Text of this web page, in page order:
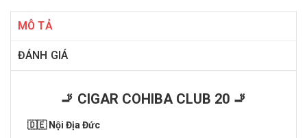
MÔ TẢ
ĐÁNH GIÁ
🚬 CIGAR COHIBA CLUB 20 🚬
🇩🇪 Nội Địa Đức